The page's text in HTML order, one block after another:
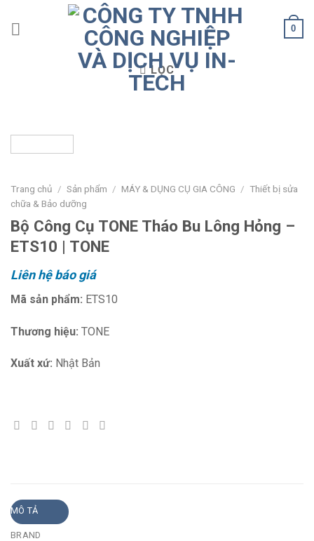
0
LỌC
Trang chủ / Sản phẩm / MÁY & DỤNG CỤ GIA CÔNG / Thiết bị sửa
chữa & Bảo dưỡng
Bộ Công Cụ TONE Tháo Bu Lông Hỏng –
ETS10 | TONE
Liên hệ báo giá
Mã sản phẩm: ETS10
Thương hiệu: TONE
Xuất xứ: Nhật Bản
MÔ TẢ
BRAND